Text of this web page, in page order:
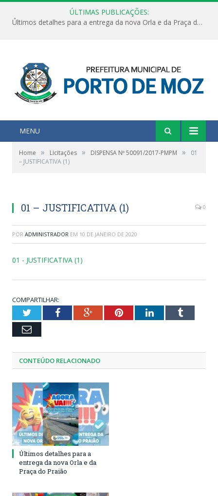
ÚLTIMAS PUBLICAÇÕES:
Últimos detalhes para a entrega da nova Orla e da Praça do Praião
MENU
Home » Licitações » DISPENSA Nº 50091/2017-PMPM »
01
– JUSTIFICATIVA (1)
01 – JUSTIFICATIVA (1) 0
POR ADMINISTRADOR EM 10 DE JANEIRO DE 2020
01 - JUSTIFICATIVA (1)
COMPARTILHAR:
TwitterFacebookGoogle+PinterestLinkedInTumblr
Email
CONTEÚDO RELACIONADO
Últimos detalhes para a
entrega da nova Orla e da
Praça do Praião